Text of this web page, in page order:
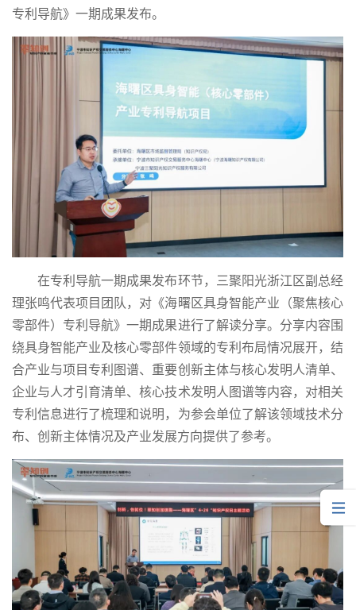
专利导航》一期成果发布。
在专利导航一期成果发布环节，三聚阳光浙江区副总经
理张鸣代表项目团队，对《海曙区具身智能产业（聚焦核心
零部件）专利导航》一期成果进行了解读分享。分享内容围
绕具身智能产业及核心零部件领域的专利布局情况展开，结
合产业与项目专利图谱、重要创新主体与核心发明人清单、
企业与人才引育清单、核心技术发明人图谱等内容，对相关
专利信息进行了梳理和说明，为参会单位了解该领域技术分
布、创新主体情况及产业发展方向提供了参考。